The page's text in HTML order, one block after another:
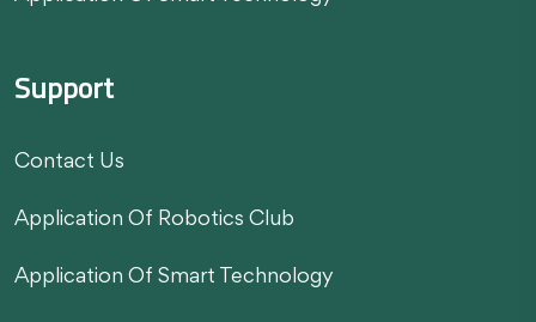
Support
Contact Us
Application Of Robotics Club
Application Of Smart Technology